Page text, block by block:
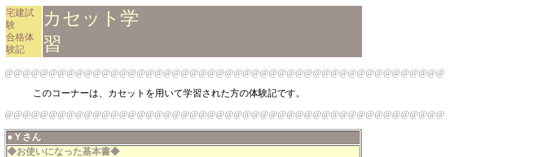
宅建試
験
合格体
験記
カセット学
習
@@@@@@@@@@@@@@@@@@@@@@@@@@@@@@@@@@@@@@@@@@@@@@@@@@
このコーナーは、カセットを用いて学習された方の体験記です。
@@@@@@@@@@@@@@@@@@@@@@@@@@@@@@@@@@@@@@@@@@@@@@@@@@
●Ｙさん
◆お使いになった基本書◆